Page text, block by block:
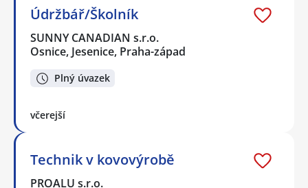
Údržbář/Školník
SUNNY CANADIAN s.r.o.
Osnice, Jesenice, Praha-západ
Plný úvazek
včerejší
Technik v kovovýrobě
PROALU s.r.o.